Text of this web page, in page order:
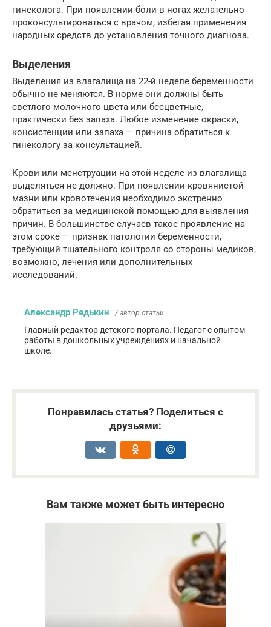
гинеколога. При появлении боли в ногах желательно
проконсультироваться с врачом, избегая применения
народных средств до установления точного диагноза.
Выделения
Выделения из влагалища на 22-й неделе беременности
обычно не меняются. В норме они должны быть
светлого молочного цвета или бесцветные,
практически без запаха. Любое изменение окраски,
консистенции или запаха — причина обратиться к
гинекологу за консультацией.
Крови или менструации на этой неделе из влагалища
выделяться не должно. При появлении кровянистой
мазни или кровотечения необходимо экстренно
обратиться за медицинской помощью для выявления
причин. В большинстве случаев такое проявление на
этом сроке — признак патологии беременности,
требующий тщательного контроля со стороны медиков,
возможно, лечения или дополнительных
исследований.
Александр Редькин / автор статьи
Главный редактор детского портала. Педагог с опытом
работы в дошкольных учреждениях и начальной
школе.
Понравилась статья? Поделиться с
друзьями:
Вам также может быть интересно